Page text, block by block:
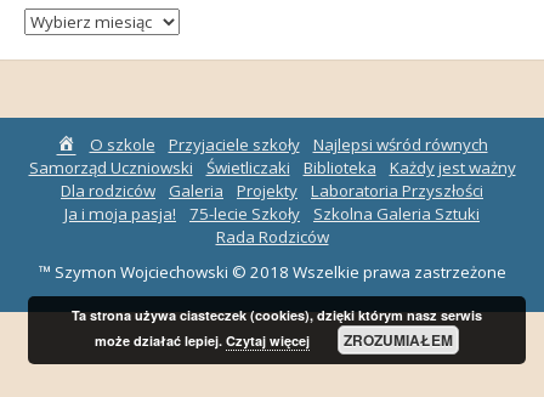
Archiwa
Strona
główna
O szkole Przyjaciele szkoły
Najlepsi wśród równych
Samorząd Uczniowski
Świetliczaki Biblioteka
Każdy jest ważny
Dla rodziców
Galeria Projekty
Laboratoria Przyszłości
Ja i moja pasja!
75-lecie Szkoły
Szkolna Galeria Sztuki
Rada Rodziców
™ Szymon Wojciechowski © 2018 Wszelkie prawa zastrzeżone
Ta strona używa ciasteczek (cookies), dzięki którym nasz serwis
może działać lepiej.Czytaj więcej ZROZUMIAŁEM